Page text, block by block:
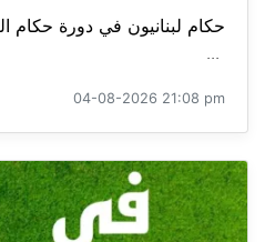
حكام لبنانيون في دورة حكام
...
04-08-2026 21:08 pm